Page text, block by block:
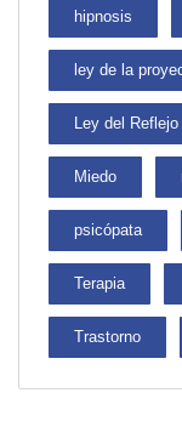
hipnosis
ley de la
Ley del Reflejo
Miedo
psicópata
Terapia
Trastorno